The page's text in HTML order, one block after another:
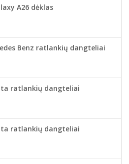
A26 dėklas
Benz ratlankių dangteliai
ratlankių dangteliai
ratlankių dangteliai